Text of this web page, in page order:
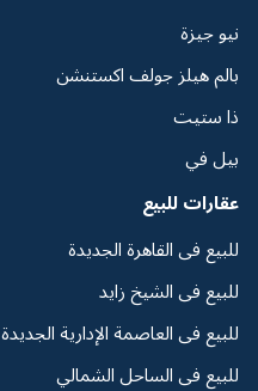
نيو جيزة
بالم هيلز جولف اكستنشن
ذا ستيت
بيل في
عقارات للبيع
للبيع فى القاهرة الجديدة
للبيع فى الشيخ زايد
للبيع فى العاصمة الإدارية الجديدة
للبيع فى الساحل الشمالي